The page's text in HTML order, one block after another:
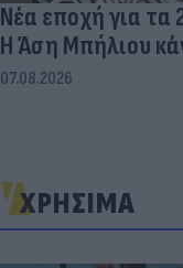
Νέα εποχή για τα
Η Άση Μπήλιου
07.08.2026
ΧΡΗΣΙΜΑ